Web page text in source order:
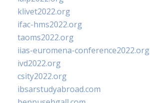
klivet2022.org
ifac-hms2022.org
taoms2022.org
iias-euromena-conference2022.org
ivd2022.org
csity2022.org
ibsarstudyabroad.com